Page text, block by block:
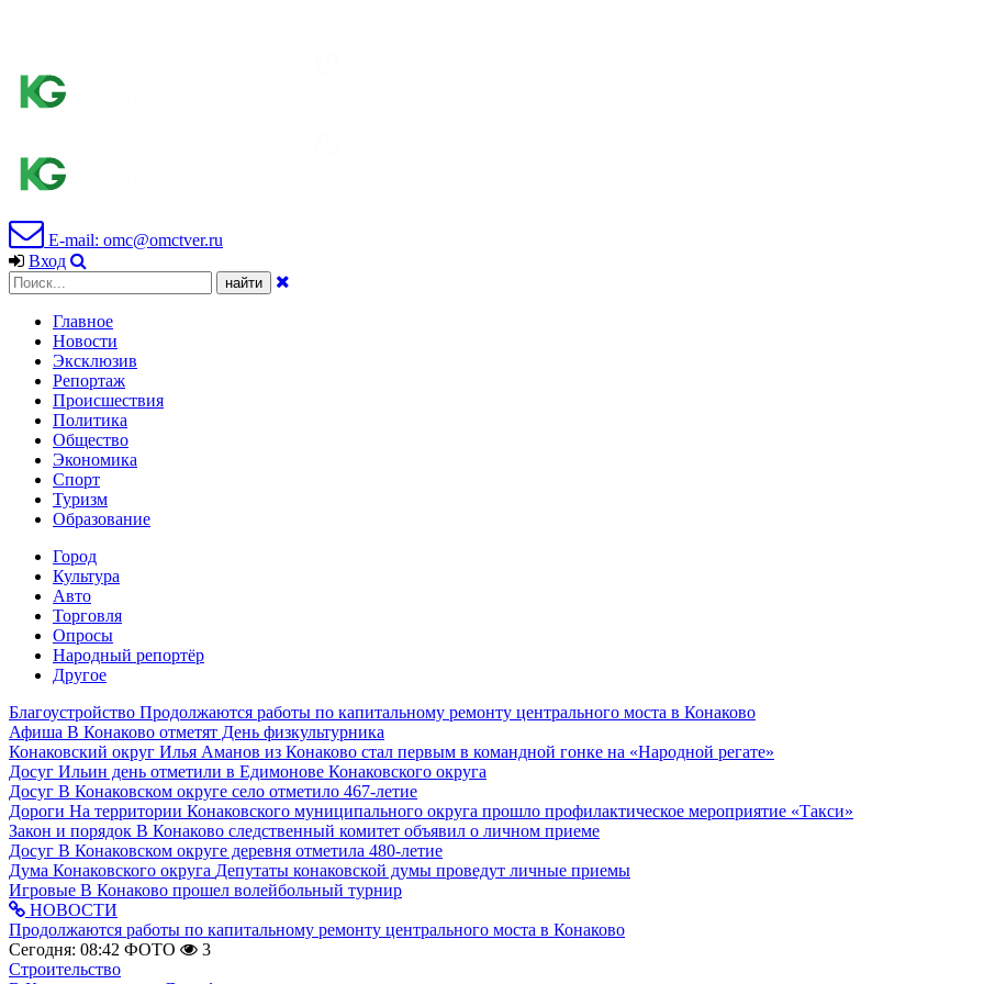
E-mail: omc@omctver.ru
Вход
Главное
Новости
Эксклюзив
Репортаж
Происшествия
Политика
Общество
Экономика
Спорт
Туризм
Образование
Город
Культура
Авто
Торговля
Опросы
Народный репортёр
Другое
Благоустройство Продолжаются работы по капитальному ремонту центрального моста в Конаково
Афиша В Конаково отметят День физкультурника
Конаковский округ Илья Аманов из Конаково стал первым в командной гонке на «Народной регате»
Досуг Ильин день отметили в Едимонове Конаковского округа
Досуг В Конаковском округе село отметило 467-летие
Дороги На территории Конаковского муниципального округа прошло профилактическое мероприятие «Такси»
Закон и порядок В Конаково следственный комитет объявил о личном приеме
Досуг В Конаковском округе деревня отметила 480-летие
Дума Конаковского округа Депутаты конаковской думы проведут личные приемы
Игровые В Конаково прошел волейбольный турнир
НОВОСТИ
Продолжаются работы по капитальному ремонту центрального моста в Конаково
Сегодня: 08:42 ФОТО
3
Строительство